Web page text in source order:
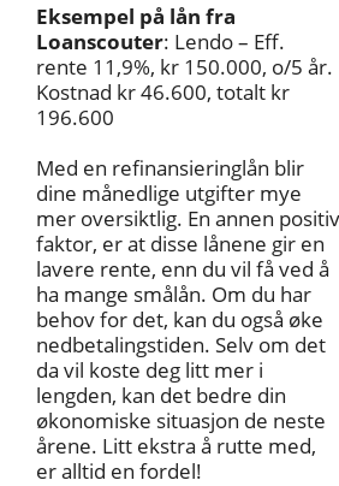
Eksempel på lån fra
Loanscouter: Lendo – Eff.
rente 11,9%, kr 150.000, o/5 år.
Kostnad kr 46.600, totalt kr
196.600
Med en refinansieringlån blir
dine månedlige utgifter mye
mer oversiktlig. En annen positiv
faktor, er at disse lånene gir en
lavere rente, enn du vil få ved å
ha mange smålån. Om du har
behov for det, kan du også øke
nedbetalingstiden. Selv om det
da vil koste deg litt mer i
lengden, kan det bedre din
økonomiske situasjon de neste
årene. Litt ekstra å rutte med,
er alltid en fordel!